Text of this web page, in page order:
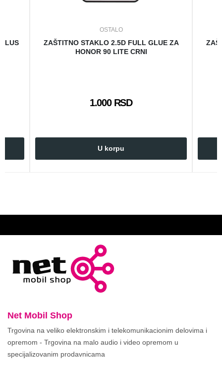
OSTALO
ZAŠTITNO STAKLO 2.5D FULL GLUE ZA
HONOR 90 LITE CRNI
1.000 RSD
U korpu
Net Mobil Shop
Trgovina na veliko elektronskim i telekomunikacionim delovima i
opremom - Trgovina na malo audio i video opremom u
specijalizovanim prodavnicama